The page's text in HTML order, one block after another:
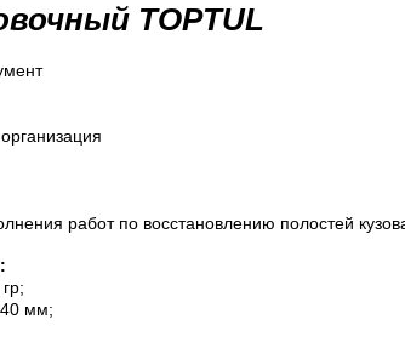
TOPTUL
работ по восстановлению полостей
мм;